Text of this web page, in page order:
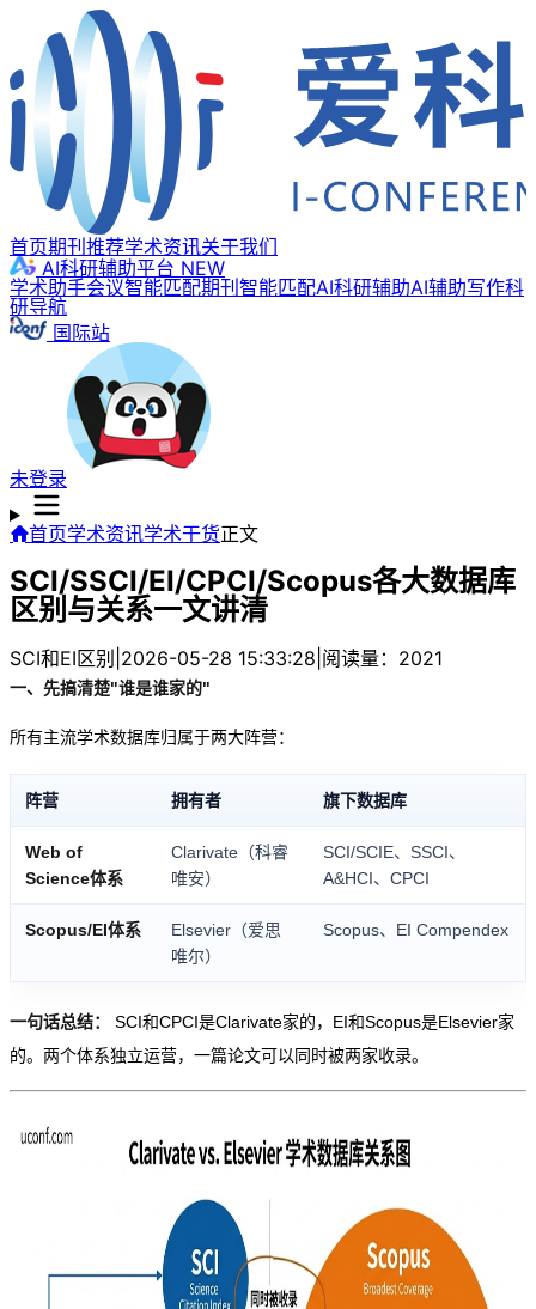
首页期刊推荐学术资讯关于我们
AI科研辅助平台 NEW
学术助手会议智能匹配期刊智能匹配AI科研辅助AI辅助写作科
研导航
国际站
未登录
首页学术资讯学术干货正文
SCI/SSCI/EI/CPCI/Scopus各大数据库
区别与关系一文讲清
SCI和EI区别 2026-05-28 15:33:28 阅读量：2021
一、先搞清楚"谁是谁家的"
所有主流学术数据库归属于两大阵营：
阵营 拥有者 旗下数据库
Web of
Science体系
Clarivate（科睿
唯安）
SCI/SCIE、SSCI、
A&HCI、CPCI
Scopus/EI体系
Elsevier（爱思
唯尔）
Scopus、EI Compendex
一句话总结：
SCI和CPCI是Clarivate家的，EI和Scopus是Elsevier家
的。两个体系独立运营，一篇论文可以同时被两家收录。